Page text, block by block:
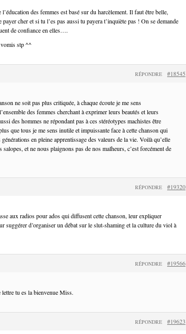
l’éducation des femmes est basé sur du harcèlement. Il faut être belle,
cher et si tu l’es pas aussi tu payera t’inquiète pas ! On se demande
de confiance en elles….
stp ^^
#18545
RÉPONDRE
ne soit pas plus critiquée, à chaque écoute je me sens
des femmes cherchant à exprimer leurs beautés et leurs
des hommes ne répondant pas à ces stéréotypes machistes être
que tous je me sens inutile et impuissante face à cette chanson qui
en pleine apprentissage des valeurs de la vie. Voilà qu’elle
et ne nous plaignons pas de nos malheurs, c’est forcément de
#19320
RÉPONDRE
aux radios pour ados qui diffusent cette chanson, leur expliquer
suggérer d’organiser un débat sur le slut-shaming et la culture du viol à
#19566
RÉPONDRE
tu es la bienvenue Miss.
#19623
RÉPONDRE